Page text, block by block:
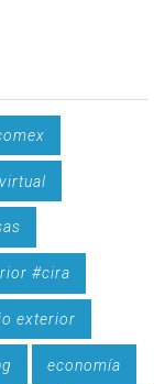
#cira
exterior
economía